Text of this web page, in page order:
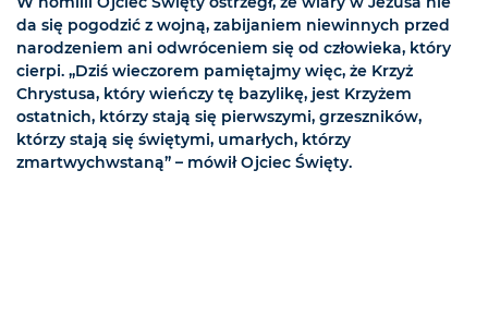
da się pogodzić z wojną, zabijaniem niewinnych przed
narodzeniem ani odwróceniem się od człowieka, który
cierpi. „Dziś wieczorem pamiętajmy więc, że Krzyż
Chrystusa, który wieńczy tę bazylikę, jest Krzyżem
ostatnich, którzy stają się pierwszymi, grzeszników,
którzy stają się świętymi, umarłych, którzy
zmartwychwstaną” – mówił Ojciec Święty.